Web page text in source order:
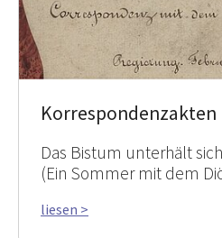
Korrespondenzakten
Das Bistum unterhält
(Ein Sommer mit dem
liesen >